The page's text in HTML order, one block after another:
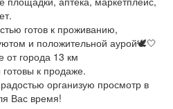
готов к проживанию,
и положительной аурой🕊️🤍
от города 13 км
к продаже.
организую просмотр в
Вас время!